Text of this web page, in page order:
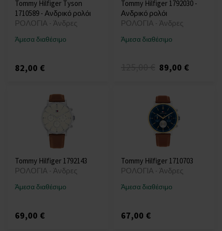
Tommy Hilfiger Tyson
1710589 - Ανδρικό ρολόι
ΡΟΛΟΓΙΑ - Άνδρες
Άμεσα διαθέσιμο
82,00 €
Tommy Hilfiger 1792030 -
Ανδρικό ρολόι
ΡΟΛΟΓΙΑ - Άνδρες
Άμεσα διαθέσιμο
89,00 €
Tommy Hilfiger 1792143
ΡΟΛΟΓΙΑ - Άνδρες
Άμεσα διαθέσιμο
69,00 €
Tommy Hilfiger 1710703
ΡΟΛΟΓΙΑ - Άνδρες
Άμεσα διαθέσιμο
67,00 €